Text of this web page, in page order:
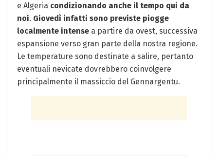
e Algeria condizionando anche il tempo qui da
noi. Giovedì infatti sono previste piogge
localmente intense a partire da ovest, successiva
espansione verso gran parte della nostra regione.
Le temperature sono destinate a salire, pertanto
eventuali nevicate dovrebbero coinvolgere
principalmente il massiccio del Gennargentu.